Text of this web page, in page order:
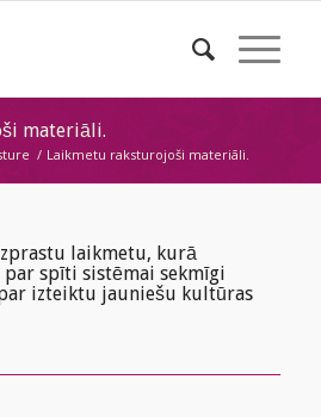
materiāli.
/ Laikmetu raksturojoši materiāli.
laikmetu, kurā
spīti sistēmai sekmīgi
izteiktu jauniešu kultūras